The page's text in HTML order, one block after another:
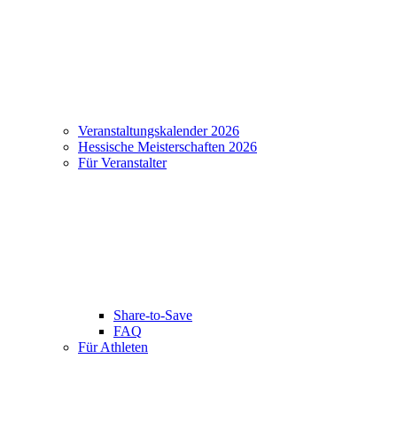
Veranstaltungskalender 2026
Hessische Meisterschaften 2026
Für Veranstalter
Share-to-Save
FAQ
Für Athleten